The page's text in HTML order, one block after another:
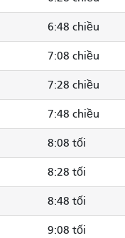
6:48 chiều
7:08 chiều
7:28 chiều
7:48 chiều
8:08 tối
8:28 tối
8:48 tối
9:08 tối